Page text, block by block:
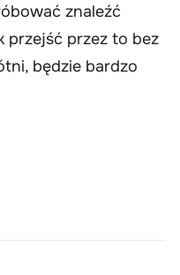
znaleźć
przejść przez to bez
będzie bardzo